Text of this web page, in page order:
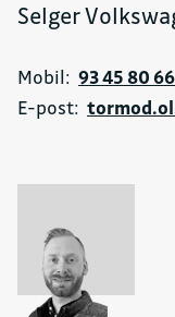
Selger
Mobil: 93 45 80 66
E-post: